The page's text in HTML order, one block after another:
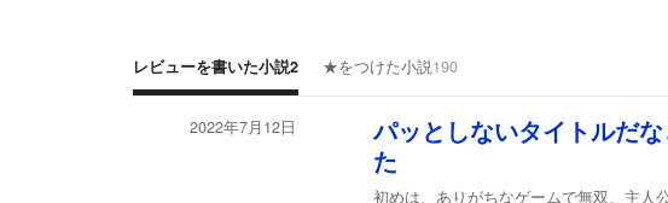
レビューを書いた小説2 ★をつけた小説190
2022年7月12日
パッとしないタイトルだ
た
初めは、ありがちなゲームで無双、主人